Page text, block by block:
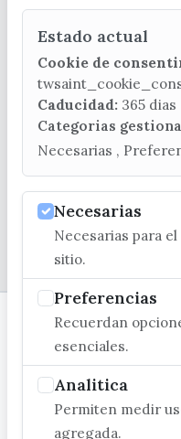
CONTACTA CON
(+34) 952 541
C/ Poniente,
Estado actual
Cookie de
Caducidad: 365 dias
Categorias
Necesarias
Necesarias para
sitio.
Preferencias
Recuerdan
esenciales.
Analitica
Permiten medir
agregada.